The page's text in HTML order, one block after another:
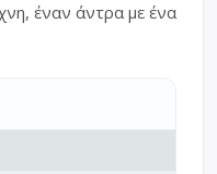
έναν άντρα με ένα